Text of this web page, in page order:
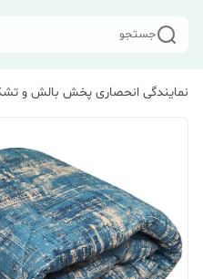
جستجو
نمایندگی انحصاری پخش بالش و